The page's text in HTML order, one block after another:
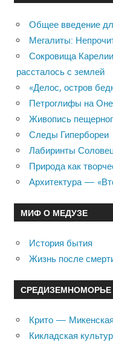
Общее введение
Мегалиты:
Сокровища
рассталось с землей
«Делос, остров
Петроглифы на
Живопись
Следы Гипербореи
Лабиринты
Природа как
Архитектура —
МИФ О МЕДУЗЕ
История бытия
Жизнь после
СРЕДИЗЕМНОМОРЬЕ
Крито —
Кикладская